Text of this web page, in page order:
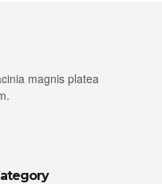
magnis platea